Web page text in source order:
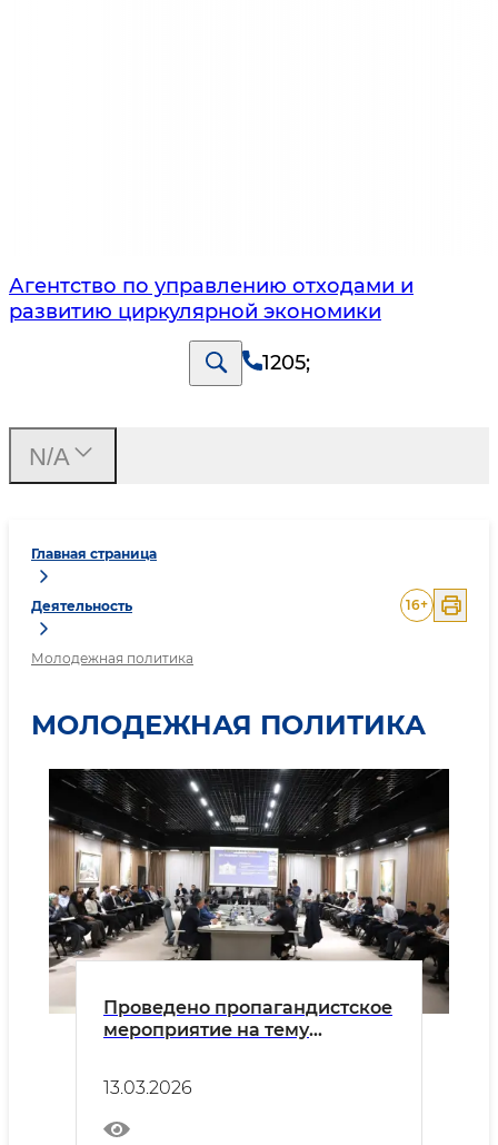
Агентство по управлению отходами и
развитию циркулярной экономики
1205;
Главная страница
Деятельность
Молодежная политика
16+
МОЛОДЕЖНАЯ ПОЛИТИКА
Проведено пропагандистское
мероприятие на тему
Узбекистане»
13.03.2026
N/A